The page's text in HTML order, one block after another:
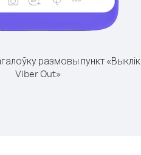
размовы пункт «Выклік
Viber Out»